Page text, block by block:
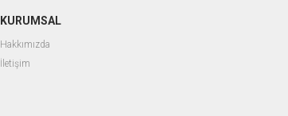
KURUMSAL
Hakkımızda
İletişim